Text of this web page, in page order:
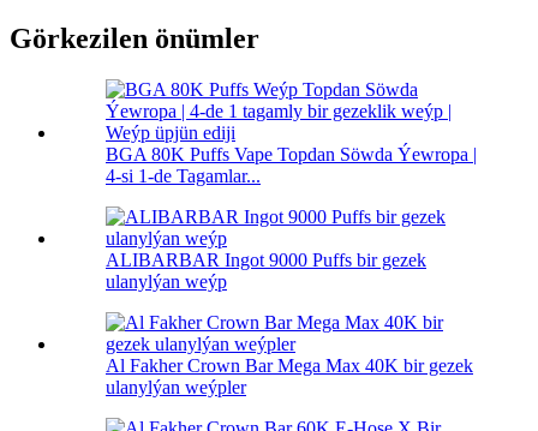
Görkezilen önümler
BGA 80K Puffs Vape Topdan Söwda Ýewropa |
4-si 1-de Tagamlar...
ALIBARBAR Ingot 9000 Puffs bir gezek
ulanylýan weýp
Al Fakher Crown Bar Mega Max 40K bir gezek
ulanylýan weýpler